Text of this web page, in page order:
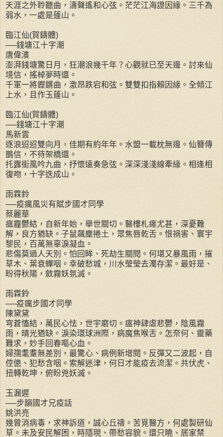
天涯之外聆聽曲，濤聲遙和心弦。茫茫江海證因緣。三千為
弱水，一處是蓬山。
臨江仙(賀鑄體)
──錢塘江十字潮
唐偉濱
澎湃錢塘驚日月，狂潮浪幾千年？心觀就已至天邊。討來仙
境信，搖棹夢時還。
千軍一將鏗鏘曲，激昂跌宕和弦。雙雙扣指賴因緣。全傾江
上水，且作玉蓬山。
臨江仙(賀鑄體)
──錢塘江十字潮
馬新雲
逐浪迢迢雙向月，佳期有約年年。水盟一載枕無邊。仙簪傳
鵲信，不待架橋還。
托露銜風吟九曲，抒懷遠奏急弦。深深淺淺線牽緣。相逢相
復吻，十字迭成山。
雨霖鈴
──疫癘風災有賦步國才同學
蔡麗華
瘟霾鬱結，自新年始，舉世關切。醫樓札瘥尤甚，深憂難
解，良方猶缺。子鼠飆塵捲土，眾焦唇乾舌。恨禍害、寰宇
黎民，百萬無辜淚凝血。
悲傷莫過人天別。怕回眸、死劫生關閱。何堪又暴風雨，摧
草木、葉衰蟬咽。幸破愁城，川水瑩瑩去濁存潔。最好是、
盼得秋陽，斂霧妖氛滅。
雨霖鈴
──疫癘步國才同學
陳黛黛
穹蒼慉結，萬民心怯，世宇磨切。瘟神肆虐悲鬱，陰風霧
雨，晴光猶缺。淚染環球洲際，病魔焦喉舌。怎奈何、靈藥
難求，妙手回春嘔心血。
婦孺耄耋無差別，最驚心、病例新增閱。反彈又二波起，自
倥傯、犯愁含咽。索解迷津，何日才能疫去流潔。共伏虎、
扭轉乾坤，俯盼兇妖滅。
玉漏遲
──步韻國才兄疫話
姚洪亮
幾曾消病毒，求神訴道，誠心丘禱。苦覓醫方，何處製研仙
草。未及安民解困，時隱現、帶愁容貌。還只曉、居家禁